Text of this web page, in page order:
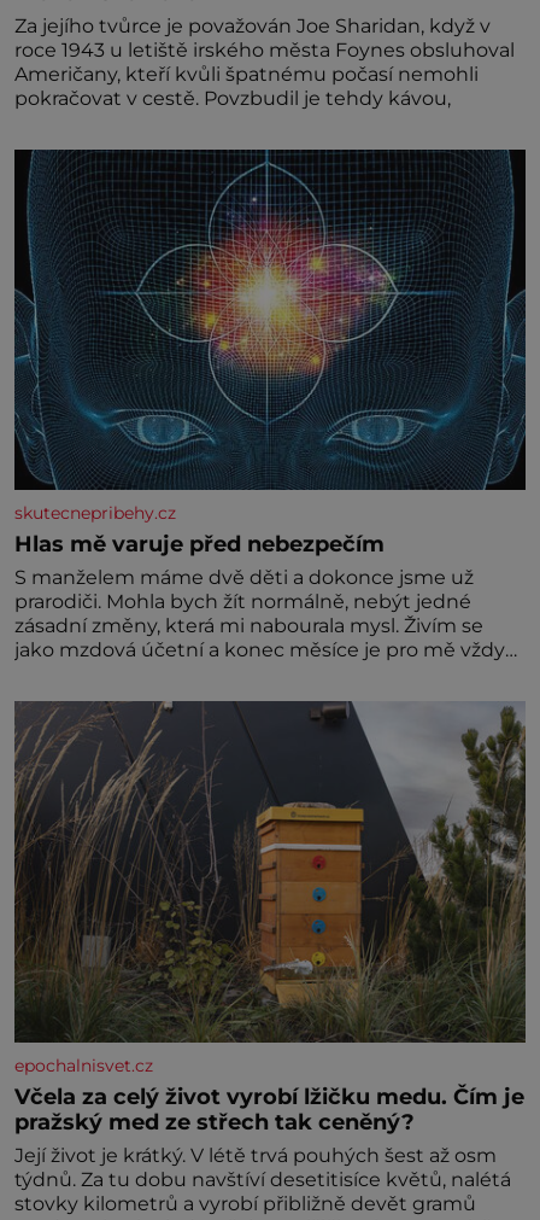
Za jejího tvůrce je považován Joe Sharidan, když v
roce 1943 u letiště irského města Foynes obsluhoval
Američany, kteří kvůli špatnému počasí nemohli
pokračovat v cestě. Povzbudil je tehdy kávou,
skutecnepribehy.cz
Hlas mě varuje před nebezpečím
S manželem máme dvě děti a dokonce jsme už
prarodiči. Mohla bych žít normálně, nebýt jedné
zásadní změny, která mi nabourala mysl. Živím se
jako mzdová účetní a konec měsíce je pro mě vždy
máme vnoučata, mi dcera čím dál častěji volá o
pomoc, co se hlídání týče. Dalo by se
epochalnisvet.cz
Včela za celý život vyrobí lžičku medu. Čím je
pražský med ze střech tak ceněný?
Její život je krátký. V létě trvá pouhých šest až osm
týdnů. Za tu dobu navštíví desetitisíce květů, nalétá
stovky kilometrů a vyrobí přibližně devět gramů